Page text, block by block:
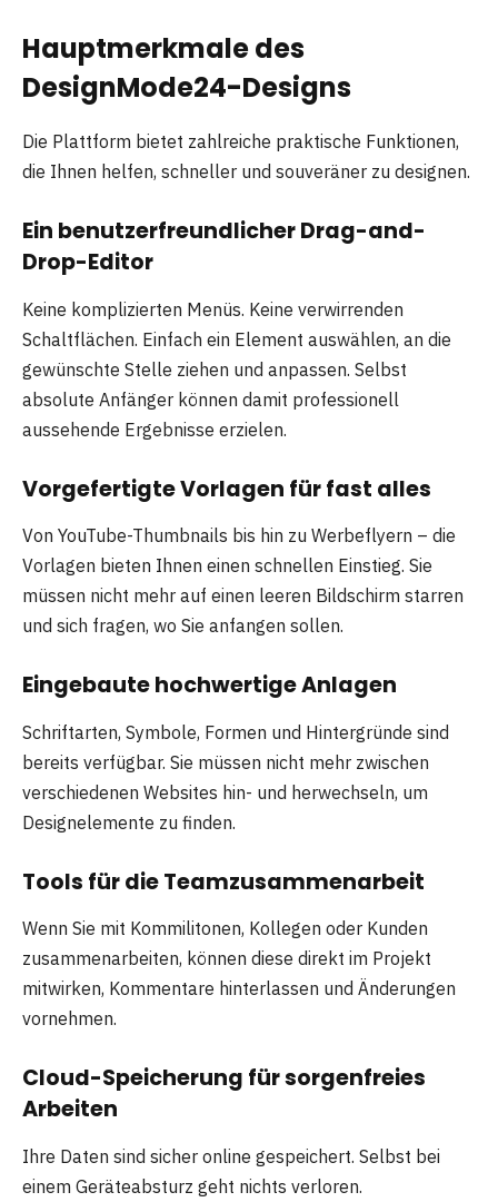
Hauptmerkmale des
DesignMode24-Designs
Die Plattform bietet zahlreiche praktische Funktionen,
die Ihnen helfen, schneller und souveräner zu designen.
Ein benutzerfreundlicher Drag-and-
Drop-Editor
Keine komplizierten Menüs. Keine verwirrenden
Schaltflächen. Einfach ein Element auswählen, an die
gewünschte Stelle ziehen und anpassen. Selbst
absolute Anfänger können damit professionell
aussehende Ergebnisse erzielen.
Vorgefertigte Vorlagen für fast alles
Von YouTube-Thumbnails bis hin zu Werbeflyern – die
Vorlagen bieten Ihnen einen schnellen Einstieg. Sie
müssen nicht mehr auf einen leeren Bildschirm starren
und sich fragen, wo Sie anfangen sollen.
Eingebaute hochwertige Anlagen
Schriftarten, Symbole, Formen und Hintergründe sind
bereits verfügbar. Sie müssen nicht mehr zwischen
verschiedenen Websites hin- und herwechseln, um
Designelemente zu finden.
Tools für die Teamzusammenarbeit
Wenn Sie mit Kommilitonen, Kollegen oder Kunden
zusammenarbeiten, können diese direkt im Projekt
mitwirken, Kommentare hinterlassen und Änderungen
vornehmen.
Cloud-Speicherung für sorgenfreies
Arbeiten
Ihre Daten sind sicher online gespeichert. Selbst bei
einem Geräteabsturz geht nichts verloren.